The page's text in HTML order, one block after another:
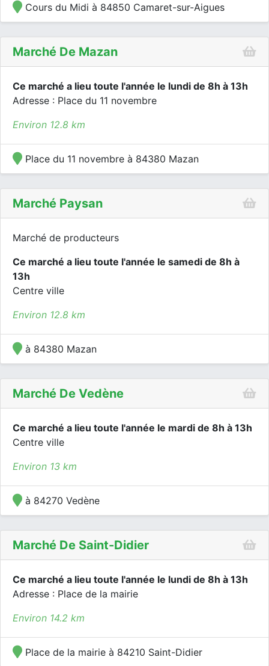
Cours du Midi à 84850 Camaret-sur-Aigues
Marché De Mazan
Ce marché a lieu toute l'année le lundi de 8h à 13h
Adresse : Place du 11 novembre
Environ 12.8 km
Place du 11 novembre à 84380 Mazan
Marché Paysan
Marché de producteurs
Ce marché a lieu toute l'année le samedi de 8h à
13h
Centre ville
Environ 12.8 km
à 84380 Mazan
Marché De Vedène
Ce marché a lieu toute l'année le mardi de 8h à 13h
Centre ville
Environ 13 km
à 84270 Vedène
Marché De Saint-Didier
Ce marché a lieu toute l'année le lundi de 8h à 13h
Adresse : Place de la mairie
Environ 14.2 km
Place de la mairie à 84210 Saint-Didier